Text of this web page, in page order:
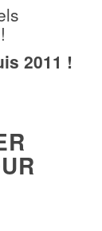
2011 !